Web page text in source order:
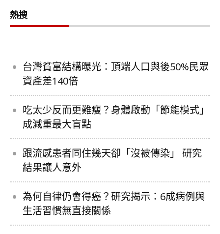
熱搜
台灣貧富結構曝光：頂端人口與後50%民眾
資產差140倍
吃太少反而更難瘦？身體啟動「節能模式」
成減重最大盲點
跟流感患者同住幾天卻「沒被傳染」 研究
結果讓人意外
為何自律仍會得癌？研究揭示：6成病例與
生活習慣無直接關係